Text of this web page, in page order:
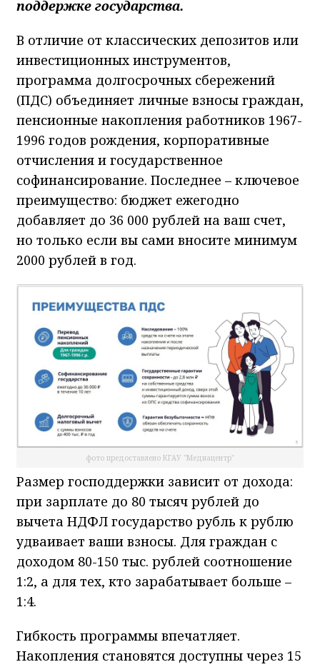
поддержке государства.
В отличие от классических депозитов или
инвестиционных инструментов,
программа долгосрочных сбережений
(ПДС) объединяет личные взносы граждан,
пенсионные накопления работников 1967-
1996 годов рождения, корпоративные
отчисления и государственное
софинансирование. Последнее – ключевое
преимущество: бюджет ежегодно
добавляет до 36 000 рублей на ваш счет,
но только если вы сами вносите минимум
2000 рублей в год.
фото предоставлено КГАУ "Медиацентр"
Размер господдержки зависит от дохода:
при зарплате до 80 тысяч рублей до
вычета НДФЛ государство рубль к рублю
удваивает ваши взносы. Для граждан с
доходом 80-150 тыс. рублей соотношение
1:2, а для тех, кто зарабатывает больше –
1:4.
Гибкость программы впечатляет.
Накопления становятся доступны через 15